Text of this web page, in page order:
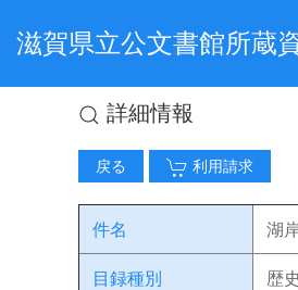
滋賀県立公文書館所蔵
詳細情報
戻る 利用請求
件名 湖
目録種別 歴